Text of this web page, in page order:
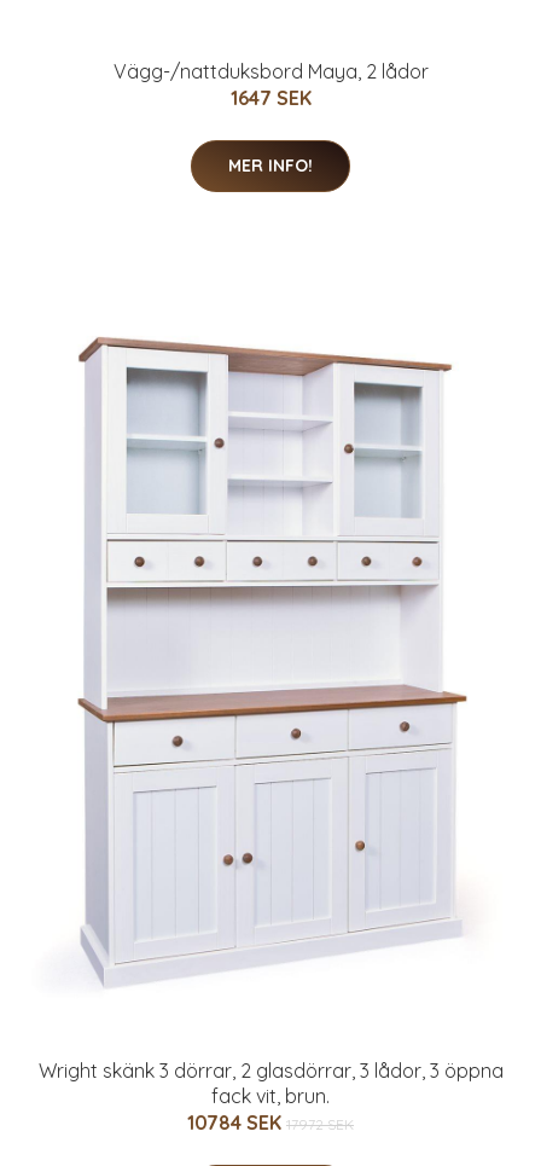
Vägg-/nattduksbord Maya, 2 lådor
1647 SEK
MER INFO!
Wright skänk 3 dörrar, 2 glasdörrar, 3 lådor, 3 öppna
fack vit, brun.
10784 SEK 17972 SEK